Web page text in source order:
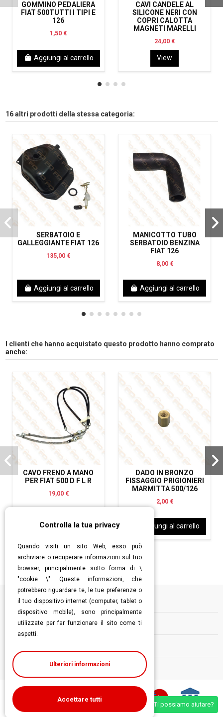
GOMMINO PEDALIERA
FIAT 500TUTTI I TIPI E
126
1,50 €
Aggiungi al carrello
CAVI CANDELE AL
SILICONE NERI CON
COPRI CALOTTA
MAGNETI MARELLI
24,00 €
View
16 altri prodotti della stessa categoria:
SERBATOIO E
GALLEGGIANTE FIAT 126
135,00 €
Aggiungi al carrello
MANICOTTO TUBO
SERBATOIO BENZINA
FIAT 126
8,00 €
Aggiungi al carrello
I clienti che hanno acquistato questo prodotto hanno comprato
anche:
CAVO FRENO A MANO
PER FIAT 500 D F L R
19,00 €
Aggiungi al carrello
DADO IN BRONZO
FISSAGGIO PRIGIONIERI
MARMITTA 500/126
2,00 €
Aggiungi al carrello
Informazioni
Follow us
Ti possiamo aiutare?
Controlla la tua privacy
Quando visiti un sito Web, esso può
archiviare o recuperare informazioni sul tuo
browser, principalmente sotto forma di \
"cookie \". Queste informazioni, che
potrebbero riguardare te, le tue preferenze o
il tuo dispositivo internet (computer, tablet o
dispositivo mobile), sono principalmente
utilizzate per far funzionare il sito come ti
aspetti.
Ulteriori informazioni
Accettare tutti